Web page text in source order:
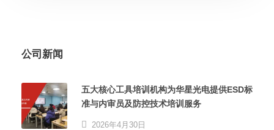
公司新闻
五大核心工具培训机构为华星光电提供ESD标
准与内审员及防控技术培训服务
2026年4月30日